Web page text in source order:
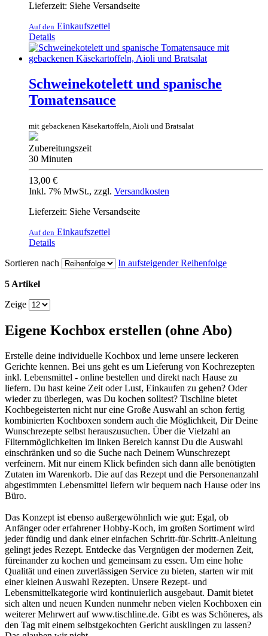
Lieferzeit: Siehe Versandseite
Auf den Einkaufszettel
Details
Schweinekotelett und spanische
Tomatensauce
mit gebackenen Käsekartoffeln, Aioli und Bratsalat
Zubereitungszeit
30 Minuten
13,00 €
Inkl. 7% MwSt., zzgl. Versandkosten
Lieferzeit: Siehe Versandseite
Auf den Einkaufszettel
Details
Sortieren nach
In aufsteigender Reihenfolge
5 Artikel
Zeige
Eigene Kochbox erstellen (ohne Abo)
Erstelle deine individuelle Kochbox und lerne unsere leckeren
Gerichte kennen. Bei uns geht es um Lieferung von Kochrezepten
inkl. Lebensmittel - online bestellen und direkt nach Hause zu
liefern. Du hast keine Zeit oder Lust, Einkaufen zu gehen? Oder
wieder zu überlegen, was Du kochen solltest? Tischline bietet
Kochbegeisterten nicht nur eine Große Auswahl an schon fertig
kombinierten Kochboxen sondern auch die Möglichkeit, Dir Deine
Wunschrezepte selbst herauszusuchen. Über die Vielzahl an
Filternmöglichkeiten im linken Bereich kannst Du die Auswahl
einschränken und so die Suche nach Deinem Wunschrezept
verfeinern. Mit nur einem Klick befinden sich dann alle benötigten
Zutaten im Warenkorb. Die auf das Rezept und die Personenanzahl
abgestimmten Lebensmittel liefern wir bequem nach Hause oder ins
Büro.
Das Konzept ist ebenso außergewöhnlich wie gut: Egal, ob
Anfänger oder erfahrener Hobby-Koch, im großen Sortiment wird
jeder fündig und dank einer einfachen Schritt-für-Schritt-Anleitung
gelingt jedes Rezept. Entdecke das Vergnügen der modernen Zeit,
füreinander zu kochen und gemeinsam zu essen. Um eine hohe
Qualität und einen zuverlässigen Service zu bieten, starten wir mit
einer kleinen Auswahl Rezepten. Unsere Rezept- und
Lebensmittelkategorie wird kontinuierlich ausgebaut. Damit bietet
sich alten und neuen Kunden nunmehr neben vielen Kochboxen ein
weiterer Mehrwert auf www.tischline.de. Gibt es was Schöneres, als
den Tag mit einem selbstgekochten Gericht ausklingen zu lassen?